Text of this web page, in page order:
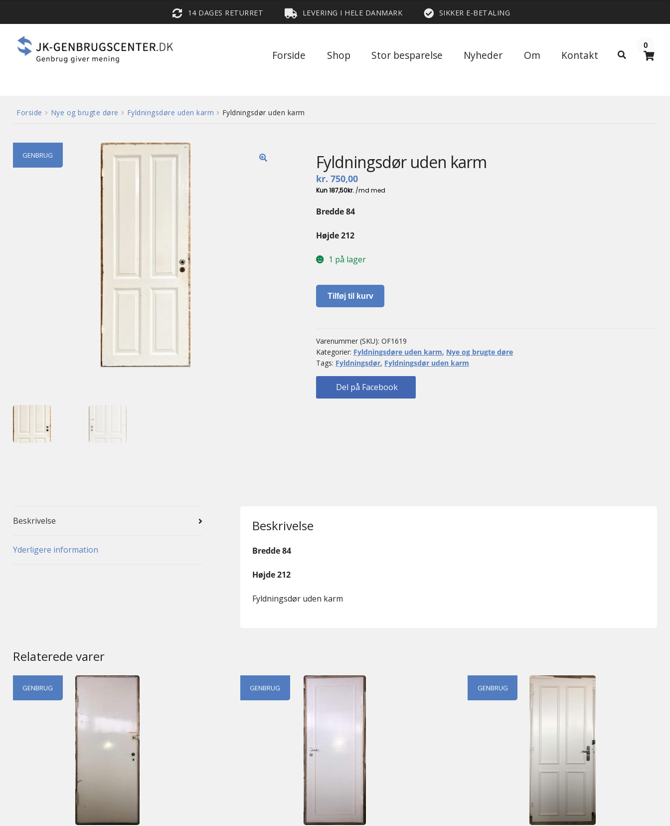
14 DAGES RETURRET LEVERING I HELE DANMARK SIKKER E-BETALING
Forside Shop Stor besparelse Nyheder Om Kontakt
Søg
0
Forside Nye og brugte døre Fyldningsdøre uden karm Fyldningsdør uden karm
GENBRUG Fyldningsdør uden karm
kr. 750,00
Bredde 84
Højde 212
1 på lager
Fyldningsdør
uden
Tilføj til kurv
Varenummer (SKU): OF1619
Kategorier: Fyldningsdøre uden karm, Nye og brugte døre
Tags: Fyldningsdør, Fyldningsdør uden karm
Del på Facebook
Beskrivelse
Yderligere information
Beskrivelse
Bredde 84
Højde 212
Fyldningsdør uden karm
Relaterede varer
GENBRUG GENBRUG GENBRUG